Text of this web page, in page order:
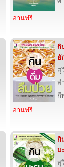
อ่านฟรี
กิ
ธั
สุ
ส
กี
อ่านฟรี
กิ
ม
สุ